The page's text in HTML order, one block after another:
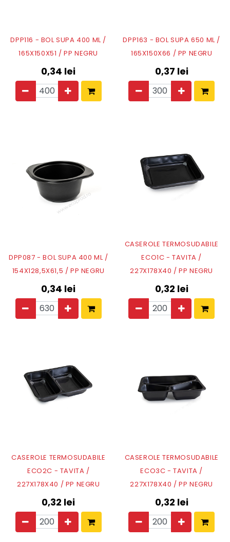
DPP116 - BOL SUPA 400 ML /
165X150X51 / PP NEGRU
0,34 lei
DPP163 - BOL SUPA 650 ML /
165X150X66 / PP NEGRU
0,37 lei
DPP087 - BOL SUPA 400 ML /
154X128,5X61,5 / PP NEGRU
0,34 lei
CASEROLE TERMOSUDABILE
ECO1C - TAVITA /
227X178X40 / PP NEGRU
0,32 lei
CASEROLE TERMOSUDABILE
ECO2C - TAVITA /
227X178X40 / PP NEGRU
0,32 lei
CASEROLE TERMOSUDABILE
ECO3C - TAVITA /
227X178X40 / PP NEGRU
0,32 lei